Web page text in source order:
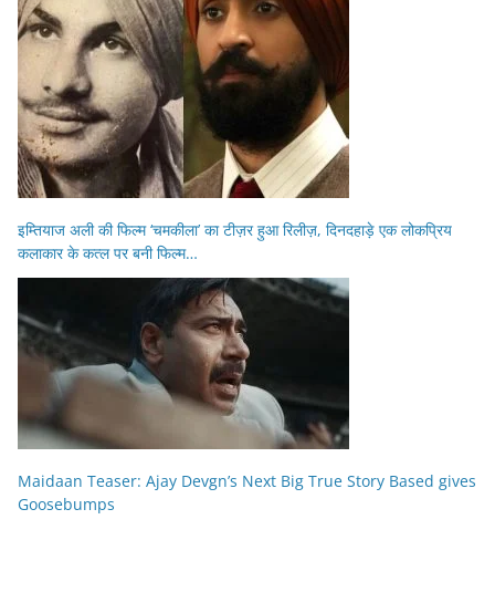
इम्तियाज अली की फिल्म ‘चमकीला’ का टीज़र हुआ रिलीज़, दिनदहाड़े एक लोकप्रिय
कलाकार के कत्ल पर बनी फिल्म…
Maidaan Teaser: Ajay Devgn’s Next Big True Story Based gives
Goosebumps